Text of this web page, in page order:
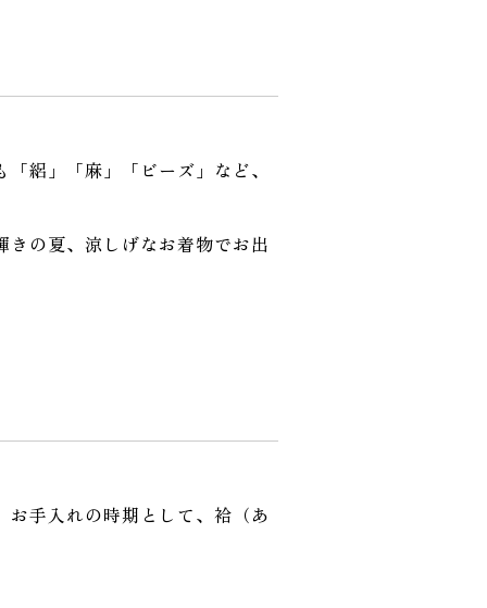
絽」「麻」「ビーズ」など、
の夏、涼しげなお着物でお出
手入れの時期として、袷（あ